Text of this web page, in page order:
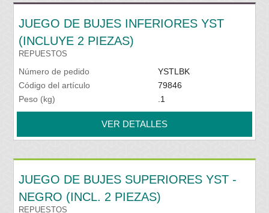
JUEGO DE BUJES INFERIORES YST
(INCLUYE 2 PIEZAS)
REPUESTOS
Número de pedido
YSTLBK
Código del artículo
79846
Peso (kg)
.1
VER DETALLES
JUEGO DE BUJES SUPERIORES YST -
NEGRO (INCL. 2 PIEZAS)
REPUESTOS